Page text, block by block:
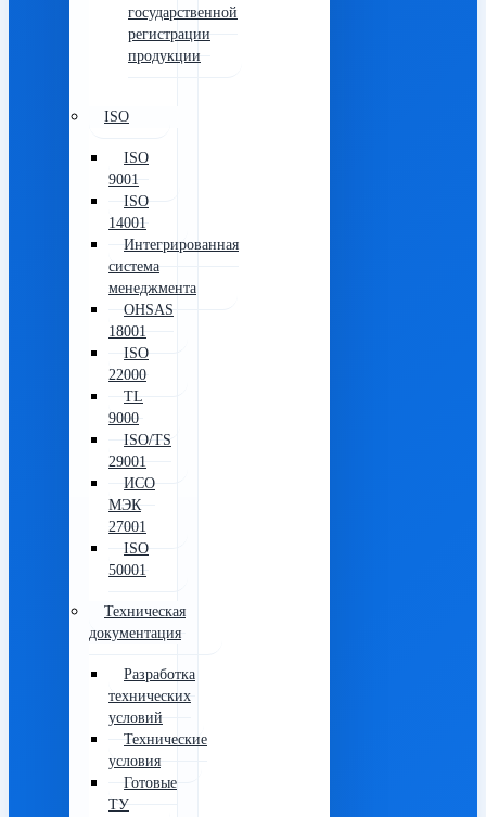
государственной
регистрации
продукции
ISO
ISO
9001
ISO
14001
Интегрированная
система
менеджмента
OHSAS
18001
ISO
22000
TL
9000
ISO/TS
29001
ИСО
МЭК
27001
ISO
50001
Техническая
документация
Разработка
технических
условий
Технические
условия
Готовые
ТУ